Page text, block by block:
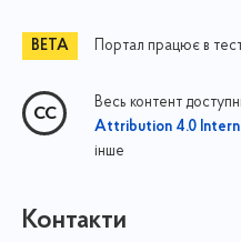
Портал працює в
Весь контент
Attribution 4.0
інше
Контакти